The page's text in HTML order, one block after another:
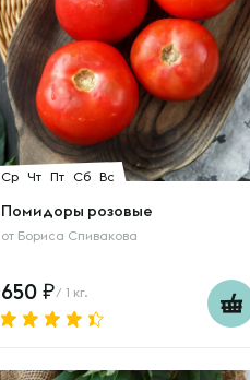
Ср Чт Пт Сб Вс
Помидоры розовые
от Бориса Спивакова
650 / 1 кг.